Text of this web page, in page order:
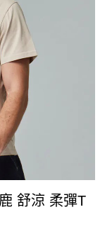
舒涼 柔彈T